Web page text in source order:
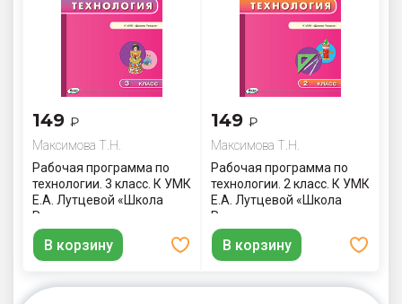
149 ₽
Максимова Т.Н.
Рабочая программа по
технологии. 3 класс. К УМК
Е.А. Лутцевой «Школа
России»
В корзину
149 ₽
Максимова Т.Н.
Рабочая программа по
технологии. 2 класс. К УМК
Е.А. Лутцевой «Школа
России»
В корзину